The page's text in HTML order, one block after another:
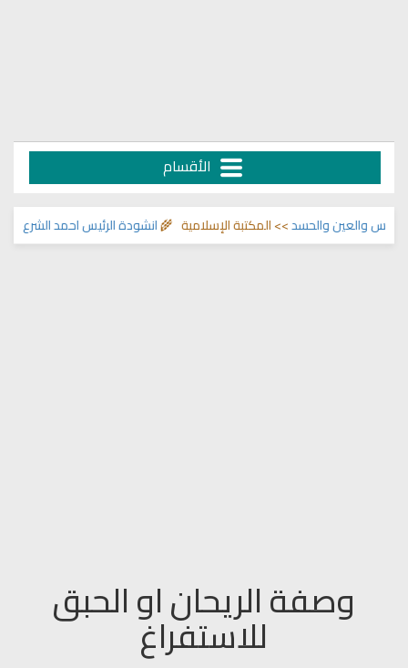
الأقسام
انشودة الرئيس احمد الشرع>> اناشيد والحسد>> المكتبة الإسلامية 🌾
وصفة الريحان او الحبق
للاستفراغ